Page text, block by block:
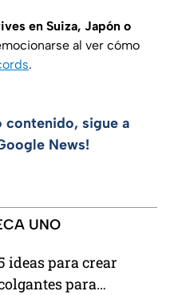
en Suiza, Japón o
al ver cómo
.
contenido, sigue a
News!
UNO
ideas para crear
para